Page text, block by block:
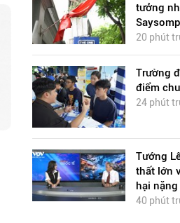
DỊCH VIÊM PHỔI COVID-
19
tưởng
20 phút
Trường
điểm
24 phút
Tướng
thất lớn
hại
40 phút